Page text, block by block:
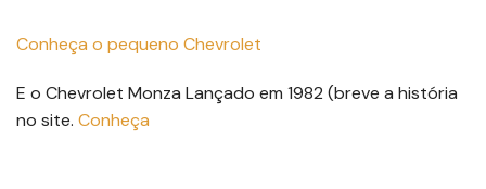
Conheça o pequeno Chevrolet
E o Chevrolet Monza Lançado em 1982 (breve a história
no site. Conheça